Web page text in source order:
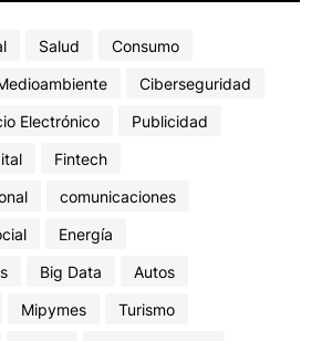
Salud
Consumo
Ciberseguridad
Electrónico
Publicidad
Fintech
comunicaciones
Energía
Big Data
Autos
Mipymes
Turismo